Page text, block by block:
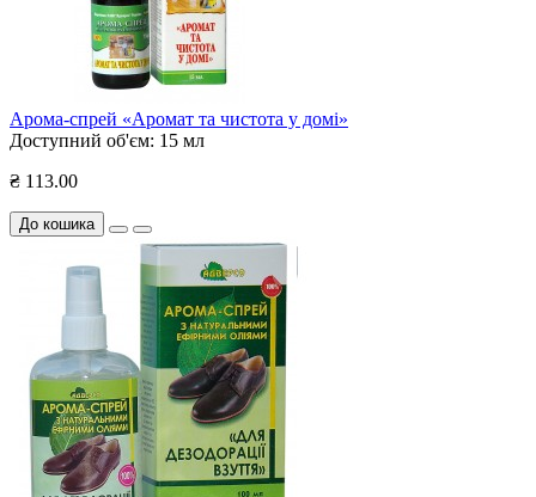
Арома-спрей «Аромат та чистота у домі»
Доступний об'єм: 15 мл
₴ 113.00
До кошика